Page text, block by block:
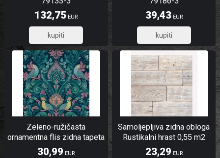
132,75 EUR
106,20
39,43EUR
31,54
Zeleno-ružičasta
ornamentna flis zidna tapeta
| A67801 | Ljepilo gratis
30,99 EUR
Samoljepljiva zidna obloga
Rustikalni hrast 0,55 m2
23,29 EUR